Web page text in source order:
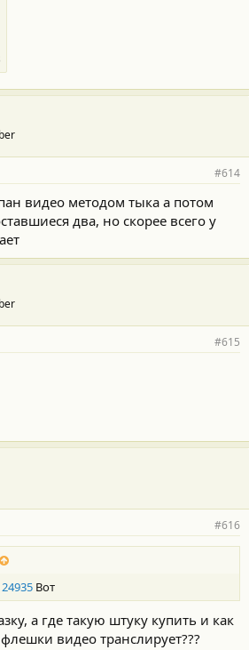
#614
видео методом тыка а потом
два, но скорее всего у
#615
#616
Вот
а где такую штуку купить и как
видео транслирует???